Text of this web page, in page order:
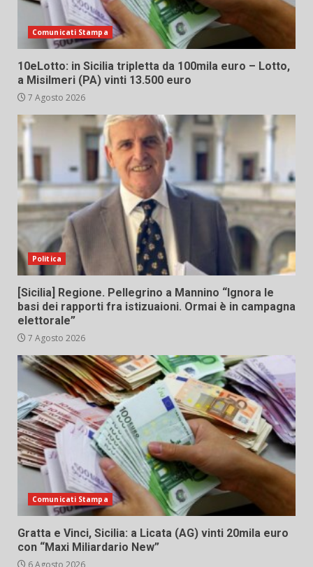
Comunicati Stampa
10eLotto: in Sicilia tripletta da 100mila euro – Lotto,
a Misilmeri (PA) vinti 13.500 euro
7 Agosto 2026
Politica
[Sicilia] Regione. Pellegrino a Mannino “Ignora le
basi dei rapporti fra istizuaioni. Ormai è in campagna
elettorale”
7 Agosto 2026
Comunicati Stampa
Gratta e Vinci, Sicilia: a Licata (AG) vinti 20mila euro
con “Maxi Miliardario New”